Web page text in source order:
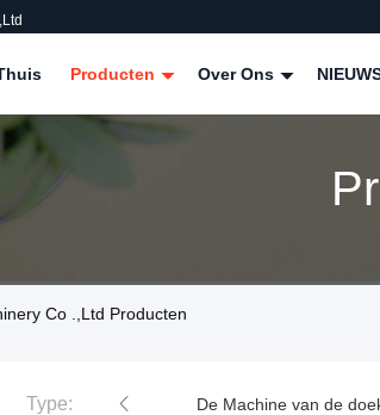
Producten Over Ons
Co .,ltd Producten
Type:
Dringende Machine De Machine van de